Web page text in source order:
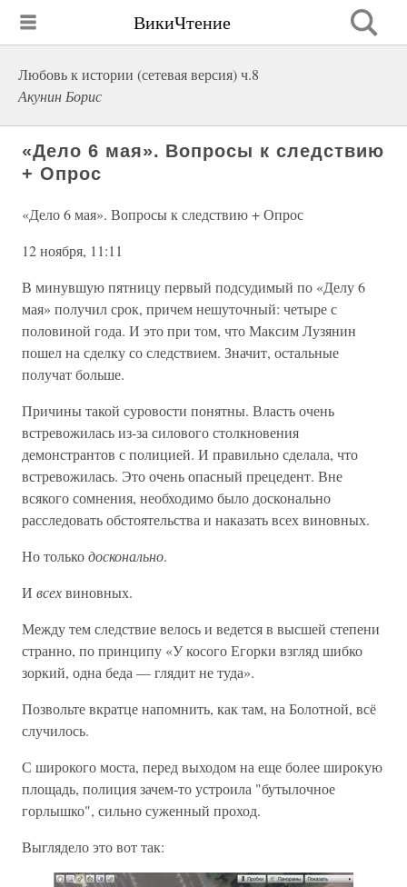
ВикиЧтение
Любовь к истории (сетевая версия) ч.8
Акунин Борис
«Дело 6 мая». Вопросы к следствию
+ Опрос
«Дело 6 мая». Вопросы к следствию + Опрос
12 ноября, 11:11
В минувшую пятницу первый подсудимый по «Делу 6
мая» получил срок, причем нешуточный: четыре с
половиной года. И это при том, что Максим Лузянин
пошел на сделку со следствием. Значит, остальные
получат больше.
Причины такой суровости понятны. Власть очень
встревожилась из-за силового столкновения
демонстрантов с полицией. И правильно сделала, что
встревожилась. Это очень опасный прецедент. Вне
всякого сомнения, необходимо было досконально
расследовать обстоятельства и наказать всех виновных.
Но толькодосконально.
И всехвиновных.
Между тем следствие велось и ведется в высшей степени
странно, по принципу «У косого Егорки взгляд шибко
зоркий, одна беда — глядит не туда».
Позвольте вкратце напомнить, как там, на Болотной, всё
случилось.
С широкого моста, перед выходом на еще более широкую
площадь, полиция зачем-то устроила "бутылочное
горлышко", сильно суженный проход.
Выглядело это вот так: